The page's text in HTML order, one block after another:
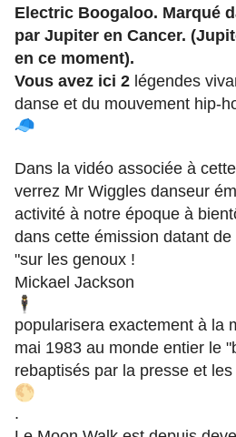
Electric Boogaloo. Marqué
par Jupiter en Cancer.
en ce moment).
Vous avez ici 2 légendes
danse et du mouvement hip-
Dans la vidéo associée à
verrez Mr Wiggles danseur
activité à notre époque à
dans cette émission datant
"sur les genoux !
Mickael Jackson
popularisera exactement à la
mai 1983 au monde entier le
rebaptisés par la presse et
.